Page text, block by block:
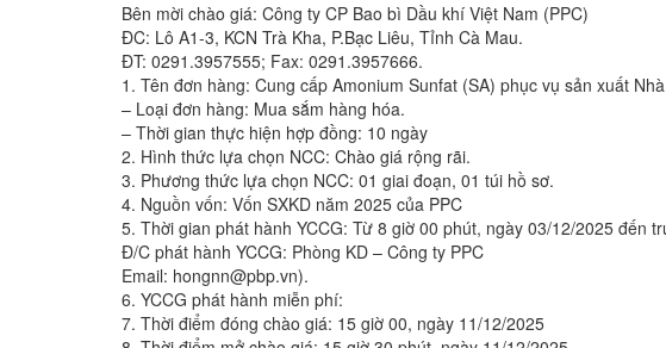
Bên mời chào giá: Công ty CP Bao bì Dầu khí Việt Nam (PPC)
ĐC: Lô A1-3, KCN Trà Kha, P.Bạc Liêu, Tỉnh Cà Mau.
ĐT: 0291.3957555; Fax: 0291.3957666.
1. Tên đơn hàng: Cung cấp Amonium Sunfat (SA) phục vụ sản xuất
– Loại đơn hàng: Mua sắm hàng hóa.
– Thời gian thực hiện hợp đồng: 10 ngày
2. Hình thức lựa chọn NCC: Chào giá rộng rãi.
3. Phương thức lựa chọn NCC: 01 giai đoạn, 01 túi hồ sơ.
4. Nguồn vốn: Vốn SXKD năm 2025 của PPC
5. Thời gian phát hành YCCG: Từ 8 giờ 00 phút, ngày 03/12/2025 đến
Đ/C phát hành YCCG: Phòng KD – Công ty PPC
Email: hongnn@pbp.vn).
6. YCCG phát hành miễn phí:
7. Thời điểm đóng chào giá: 15 giờ 00, ngày 11/12/2025